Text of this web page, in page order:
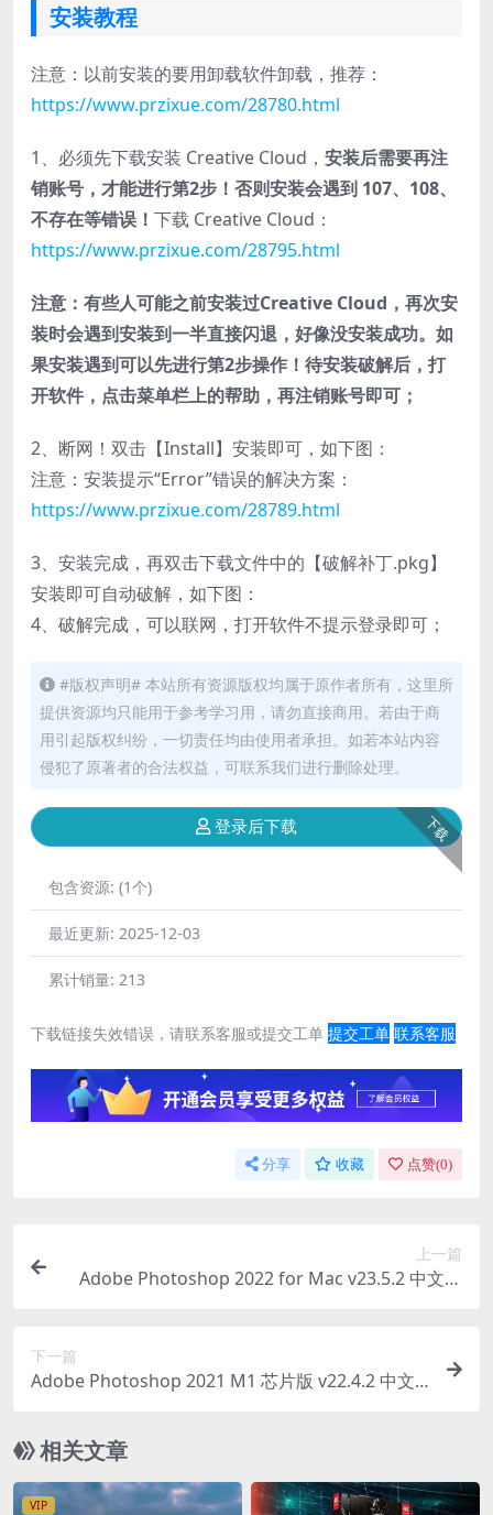
安装教程
注意：以前安装的要用卸载软件卸载，推荐：
https://www.przixue.com/28780.html
1、必须先下载安装 Creative Cloud， 安装后需要再注
销账号，才能进行第2步！否则安装会遇到 107、108、
不存在等错误！ 下载 Creative Cloud：
https://www.przixue.com/28795.html
注意：有些人可能之前安装过Creative Cloud，再次安
装时会遇到安装到一半直接闪退，好像没安装成功。如
果安装遇到可以先进行第2步操作！待安装破解后，打
开软件，点击菜单栏上的帮助，再注销账号即可；
2、断网！双击【Install】安装即可，如下图：
注意：安装提示“Error”错误的解决方案：
https://www.przixue.com/28789.html
3、安装完成，再双击下载文件中的【破解补丁.pkg】
安装即可自动破解，如下图：
4、破解完成，可以联网，打开软件不提示登录即可；
#版权声明# 本站所有资源版权均属于原作者所有，这里所
提供资源均只能用于参考学习用，请勿直接商用。若由于商
用引起版权纠纷，一切责任均由使用者承担。如若本站内容
侵犯了原著者的合法权益，可联系我们进行删除处理。
下载
登录后下载
包含资源: (1个)
最近更新: 2025-12-03
累计销量: 213
下载链接失效错误，请联系客服或提交工单 提交工单 联系客服
分享 收藏 点赞(0)
上一篇
Adobe Photoshop 2022 for Mac v23.5.2 中文破
下一篇
Adobe Photoshop 2021 M1 芯片版 v22.4.2 中文
相关文章
VIP